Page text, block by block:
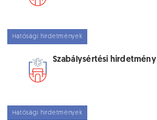
Hatósági hirdetmények
Szabálysértési hirdetmény
Hatósági hirdetmények